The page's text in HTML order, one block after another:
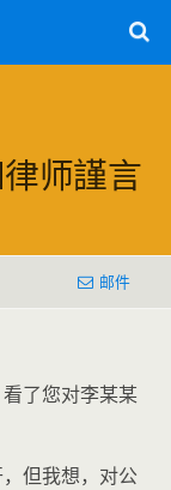
师謹言
邮件
了您对李某某
但我想，对公